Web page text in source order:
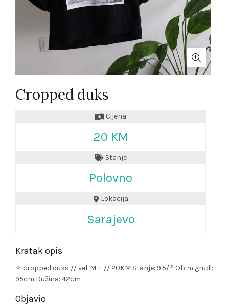
Cropped duks
Cijena
20 KM
Stanje
Polovno
Lokacija
Sarajevo
Kratak opis
✧ cropped duks // vel. M-L // 20KM Stanje: 9.5/¹⁰ Obim grudi:
95cm Dužina: 42cm
Objavio